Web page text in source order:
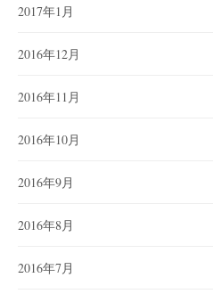
2017年1月
2016年12月
2016年11月
2016年10月
2016年9月
2016年8月
2016年7月